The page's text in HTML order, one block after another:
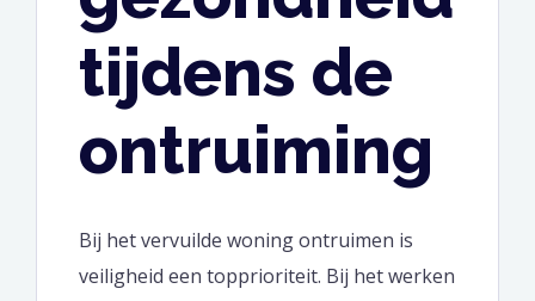
tijdens de
ontruiming
Bij het vervuilde woning ontruimen is
veiligheid een topprioriteit. Bij het werken